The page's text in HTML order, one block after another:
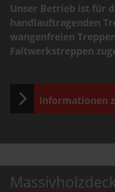
Unser Betrieb ist für
handlauftragenden
wangenfreien
Faltwerkstreppen
Informationen